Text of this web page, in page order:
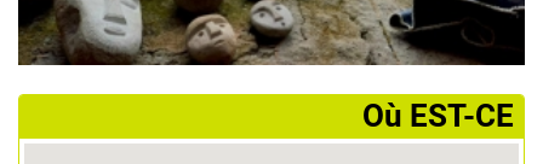
­Où EST-CE